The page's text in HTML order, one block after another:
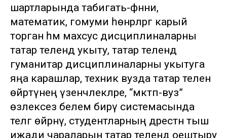
шартларында табигать-фәнни,
математик, гомуми һөнәрләргә карый
торган һәм махсус дисциплиналарны
татар телендә укыту, татар телендә
гуманитар дисциплиналарны укытуга
яңа карашлар, техник вузда татар телен
өйрәтүнең үзенчәлекләре, “мәктәп-вуз”
өзлексез белем бирү системасында
телгә өйрәнү, студентларның дәрестән тыш
иҗади чараларын татар телендә оештыру